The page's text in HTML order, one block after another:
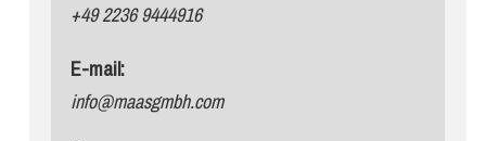
+49 2236 9444916
E-mail:
info@maasgmbh.com